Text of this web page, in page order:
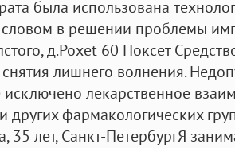
была использована
в решении проблемы
д.Poxet 60 Поксет
лишнего волнения.
лекарственное
других фармакологических
35 лет, Санкт-ПетербургЯ